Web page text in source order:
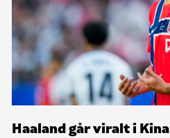
Haaland går viralt i Kina